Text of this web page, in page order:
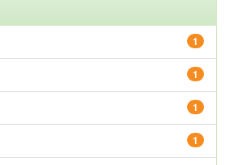
1
1
1
1